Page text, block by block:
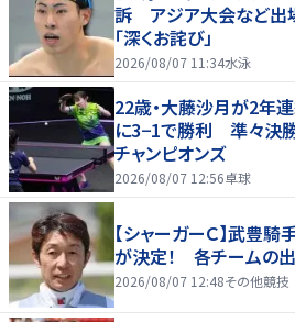
訴 アジア大会など
「深くお詫び」
2026/08/07 11:34水泳
22歳・大藤沙月が2年
に3−1で勝利 準々決
チャンピオンズ
2026/08/07 12:56卓球
【シャーガーＣ】武豊
が決定！ 各チームの
2026/08/07 12:48その他競技